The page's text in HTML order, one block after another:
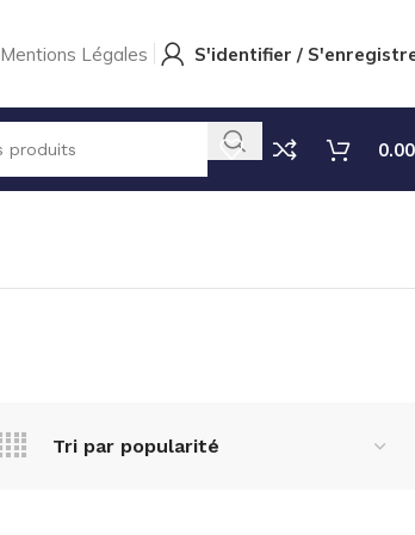
Mentions Légales S'identifier /
0.00
Affichage de 1–18 sur 21 résultats